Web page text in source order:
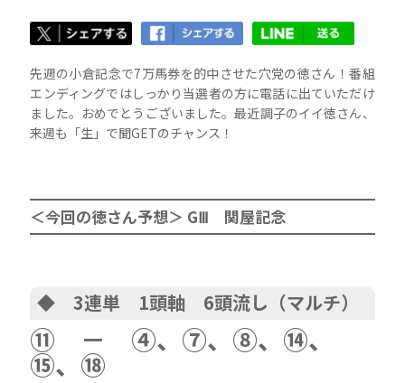
先週の小倉記念で7万馬券を的中させた穴党の徳さん！番組
エンディングではしっかり当選者の方に電話に出ていただけ
ました。おめでとうございました。最近調子のイイ徳さん、
来週も「生」で聞GETのチャンス！
＜今回の徳さん予想＞ GⅢ 関屋記念
◆ 3連単 1頭軸 6頭流し（マルチ）
⑪ － ④、⑦、⑧、⑭、
⑮、⑱